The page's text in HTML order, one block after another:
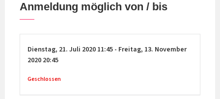
Anmeldung möglich von / bis
Dienstag, 21. Juli 2020 11:45 - Freitag, 13. November
2020 20:45
Geschlossen